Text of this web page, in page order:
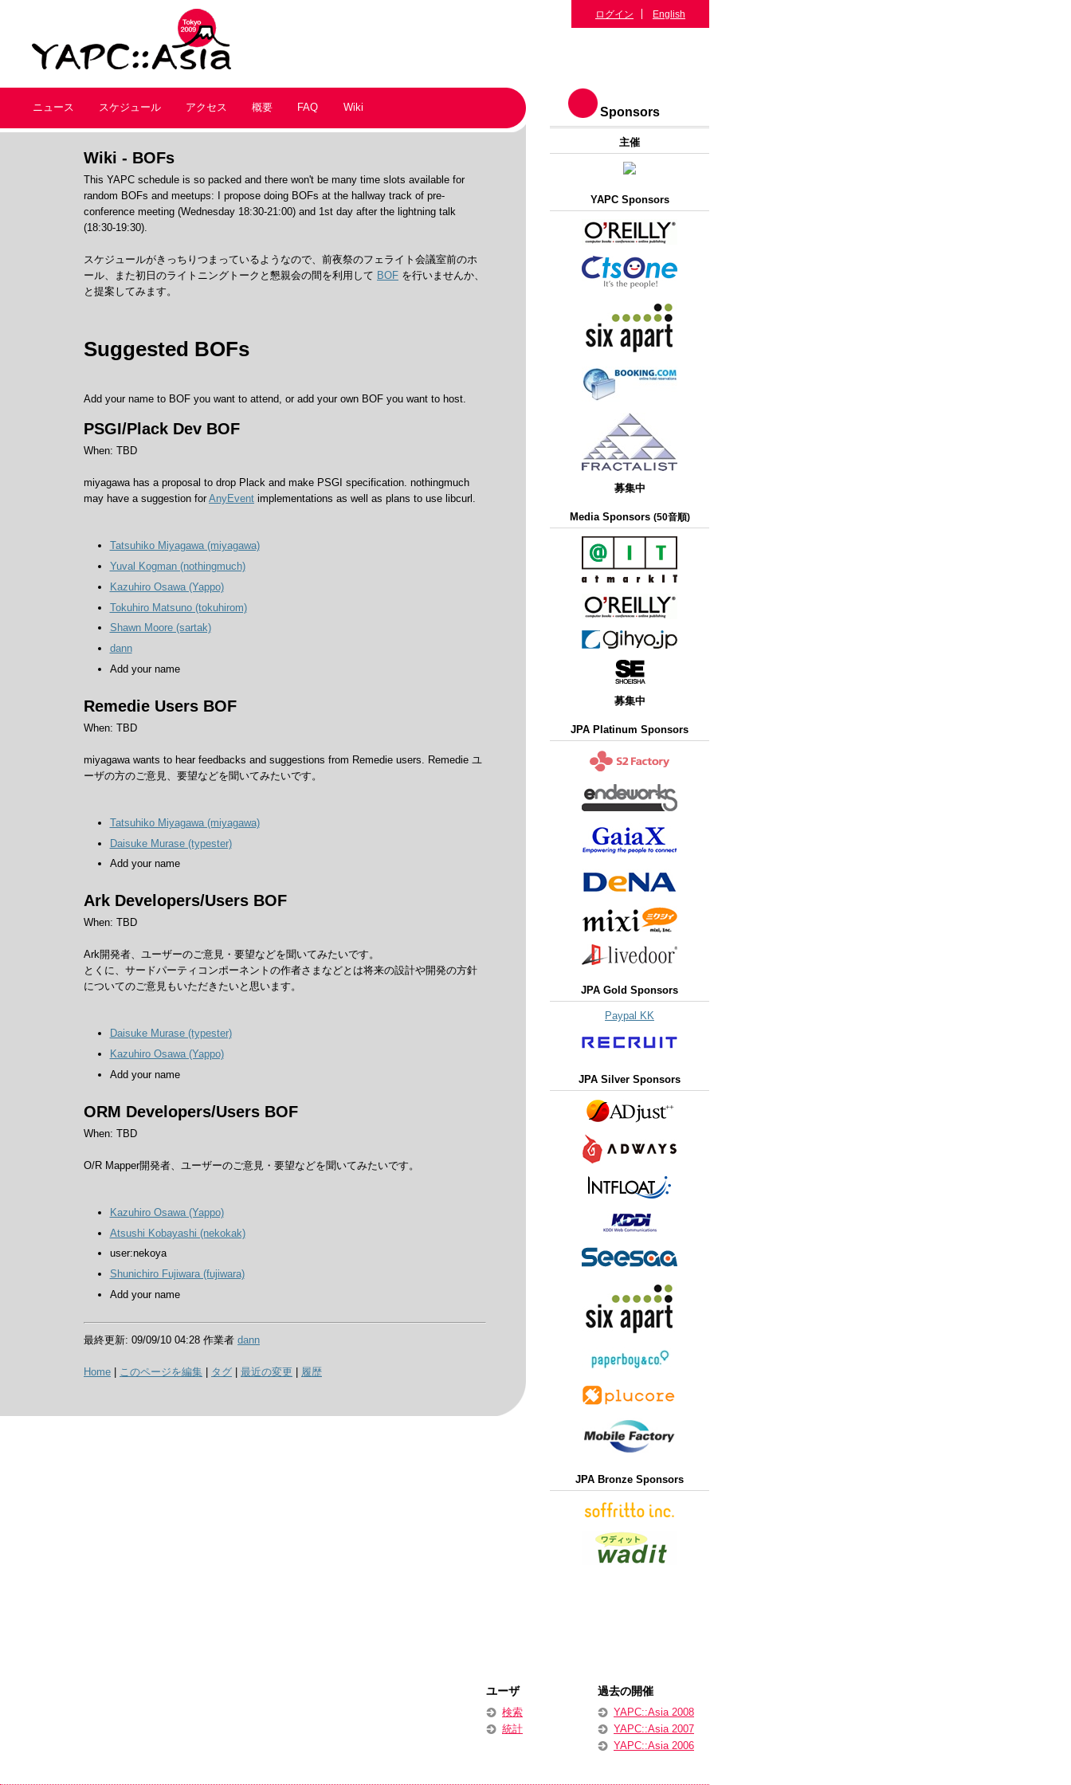
ログイン English
ニュース スケジュール アクセス 概要 FAQ Wiki
Wiki - BOFs
This YAPC schedule is so packed and there won't be many time slots available for
random BOFs and meetups: I propose doing BOFs at the hallway track of pre-
conference meeting (Wednesday 18:30-21:00) and 1st day after the lightning talk
(18:30-19:30).
スケジュールがきっちりつまっているようなので、前夜祭のフェライト会議室前のホ
ール、また初日のライトニングトークと懇親会の間を利用して BOF を行いませんか、
と提案してみます。
Suggested BOFs
Add your name to BOF you want to attend, or add your own BOF you want to host.
PSGI/Plack Dev BOF
When: TBD
miyagawa has a proposal to drop Plack and make PSGI specification. nothingmuch
may have a suggestion for AnyEvent implementations as well as plans to use libcurl.
Tatsuhiko Miyagawa (‎miyagawa‎)
Yuval Kogman (‎nothingmuch‎)
Kazuhiro Osawa (‎Yappo‎)
Tokuhiro Matsuno (‎tokuhirom‎)
Shawn Moore (‎sartak‎)
dann
Add your name
Remedie Users BOF
When: TBD
miyagawa wants to hear feedbacks and suggestions from Remedie users. Remedie ユ
ーザの方のご意見、要望などを聞いてみたいです。
Tatsuhiko Miyagawa (‎miyagawa‎)
Daisuke Murase (‎typester‎)
Add your name
Ark Developers/Users BOF
When: TBD
Ark開発者、ユーザーのご意見・要望などを聞いてみたいです。
とくに、サードパーティコンポーネントの作者さまなどとは将来の設計や開発の方針
についてのご意見もいただきたいと思います。
Daisuke Murase (‎typester‎)
Kazuhiro Osawa (‎Yappo‎)
Add your name
ORM Developers/Users BOF
When: TBD
O/R Mapper開発者、ユーザーのご意見・要望などを聞いてみたいです。
Kazuhiro Osawa (‎Yappo‎)
Atsushi Kobayashi (‎nekokak‎)
user:nekoya
Shunichiro Fujiwara (‎fujiwara‎)
Add your name
最終更新: 09/09/10 04:28 作業者 dann
Home このページを編集 タグ 最近の変更 履歴
Sponsors
主催
YAPC Sponsors
募集中
Media Sponsors (50音順)
募集中
JPA Platinum Sponsors
JPA Gold Sponsors
Paypal KK
JPA Silver Sponsors
JPA Bronze Sponsors
過去の開催
YAPC::Asia 2008
YAPC::Asia 2007
YAPC::Asia 2006
ユーザ
検索
統計